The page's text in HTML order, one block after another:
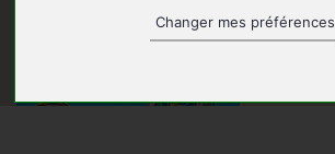
Changer mes préférences